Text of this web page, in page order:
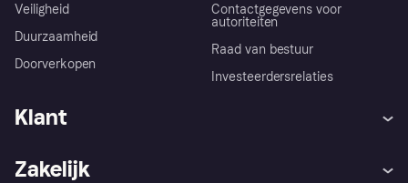
Veiligheid
Duurzaamheid
Doorverkopen
Contactgegevens voor
autoriteiten
Raad van bestuur
Investeerdersrelaties
Klant
Zakelijk